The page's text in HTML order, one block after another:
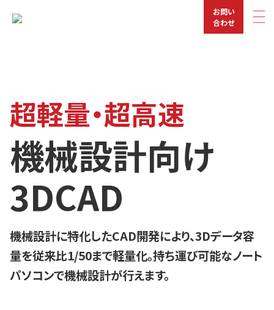
お問い
合わせ
超軽量・超高速
機械設計向け
3DCAD
機械設計に特化したCAD開発により、3Dデータ容
量を従来比1/50まで軽量化。持ち運び可能なノート
パソコンで機械設計が行えます。